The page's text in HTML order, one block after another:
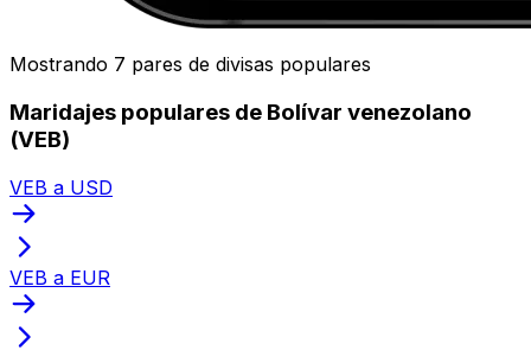
Mostrando 7 pares de divisas populares
Maridajes populares de Bolívar venezolano
(VEB)
VEB a USD
VEB a EUR